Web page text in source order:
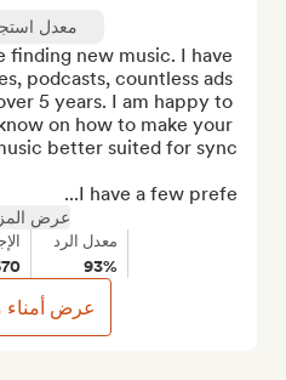
معدل
finding new music. I have
podcasts, countless ads
5 years. I am happy to
on how to make your
I have a few prefe...
عرض
معدل الرد
93%
عرض أمناء